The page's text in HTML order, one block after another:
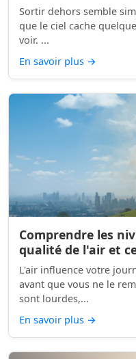
Sortir dehors semble
que le ciel cache
voir. ...
En savoir plus →
Comprendre les
qualité de l'air et
L'air influence votre
avant que vous ne le
sont lourdes,...
En savoir plus →